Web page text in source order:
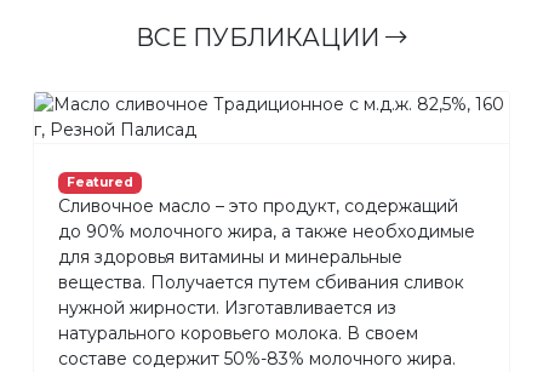
ВСЕ ПУБЛИКАЦИИ
Featured
Сливочное масло – это продукт, содержащий
до 90% молочного жира, а также необходимые
для здоровья витамины и минеральные
вещества. Получается путем сбивания сливок
нужной жирности. Изготавливается из
натурального коровьего молока. В своем
составе содержит 50%-83% молочного жира.